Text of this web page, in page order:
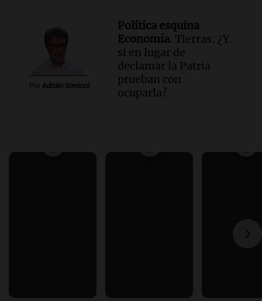
Por Adrián Simioni
Política esquina
Economía. Tierras: ¿Y
si en lugar de
declamar la Patria
prueban con
ocuparla?